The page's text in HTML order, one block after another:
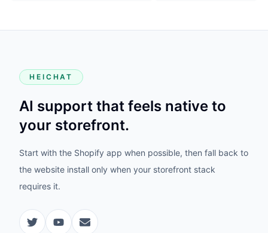
HEICHAT
AI support that feels native to
your storefront.
Start with the Shopify app when possible, then fall back to
the website install only when your storefront stack
requires it.